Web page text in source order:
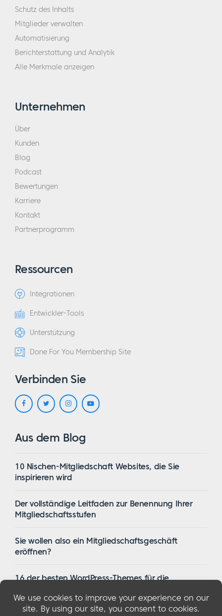
Schutz des Inhalts
Mitglieder verwalten
Automatisierung
Berichterstattung und Analytik
Alle Merkmale anzeigen
Unternehmen
Über
Kunden
Blog
Podcast
Bewertungen
Karriere
Kontakt
Partnerprogramm
Ressourcen
Integrationen
Entwickler-Tools
Unterstützung
Done For You Membership Site
Verbinden Sie
Aus dem Blog
10 Nischen-Mitgliedschaft Websites, die Sie
inspirieren wird
Der vollständige Leitfaden zur Benennung Ihrer
Mitgliedschaftsstufen
Sie wollen also ein Mitgliedschaftsgeschäft
eröffnen?
16 der besten WordPress-Themes für die